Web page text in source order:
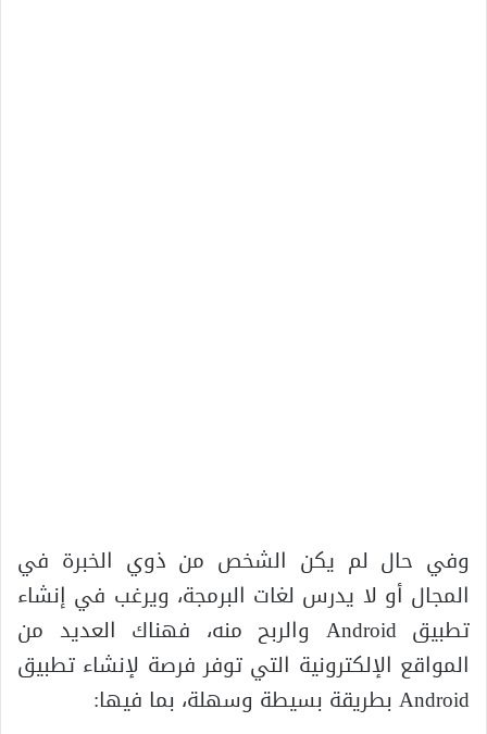
وفي حال لم يكن الشخص من ذوي الخبرة في
المجال أو لا يدرس لغات البرمجة، ويرغب في إنشاء
تطبيق Android والربح منه، فهناك العديد من
المواقع الإلكترونية التي توفر فرصة لإنشاء تطبيق
Android بطريقة بسيطة وسهلة، بما فيها: